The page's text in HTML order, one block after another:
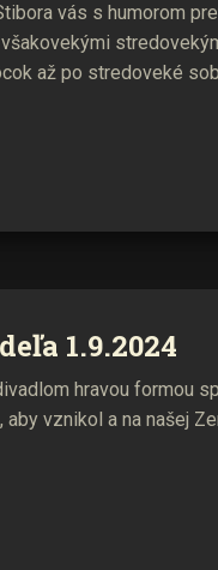
vás s humorom
až po stredoveké
1.9.2024
hravou formou
vznikol a na našej